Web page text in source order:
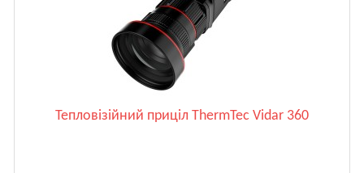
Тепловізійний приціл ThermTec Vidar 360